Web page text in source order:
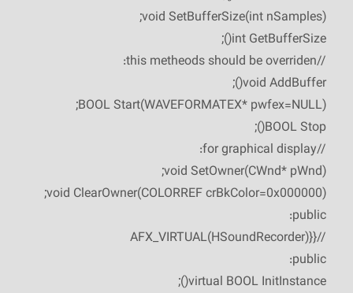
void SetBufferSize(int nSamples);
int GetBufferSize();
//this metheods should be overriden:
void AddBuffer();
BOOL Start(WAVEFORMATEX* pwfex=NULL);
BOOL Stop();
//for graphical display:
void SetOwner(CWnd* pWnd);
void ClearOwner(COLORREF crBkColor=0x000000);
public:
//{{AFX_VIRTUAL(HSoundRecorder)
public:
virtual BOOL InitInstance();